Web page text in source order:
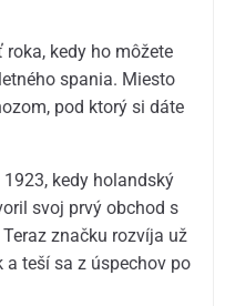
kedy ho môžete
spania. Miesto
pod ktorý si dáte
kedy holandský
svoj prvý obchod s
značku rozvíja už
teší sa z úspechov po